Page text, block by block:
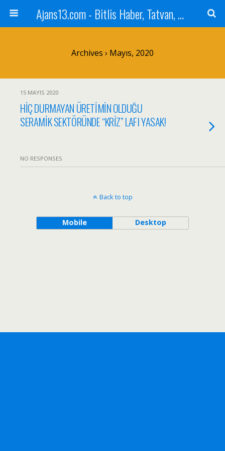
Ajans13.com - Bitlis Haber, Tatvan, Ahlat, Adilcevaz, Mutki, Hizan, Güroymak, Gazete, Ajans, 13, Haber
Archives › Mayıs, 2020
15 MAYIS 2020
HİÇ DURMAYAN ÜRETİMİN OLDUĞU
SERAMİK SEKTÖRÜNDE “KRİZ” LAFI YASAK!
NO RESPONSES
Back to top
Mobile Desktop